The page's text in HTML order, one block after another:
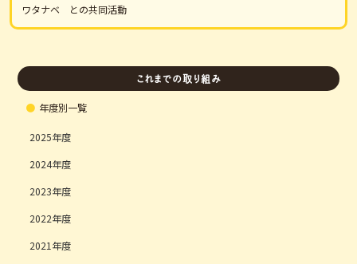
ワタナベ との共同活動
これまでの取り組み
年度別一覧
2025
2024
2023
2022
2021